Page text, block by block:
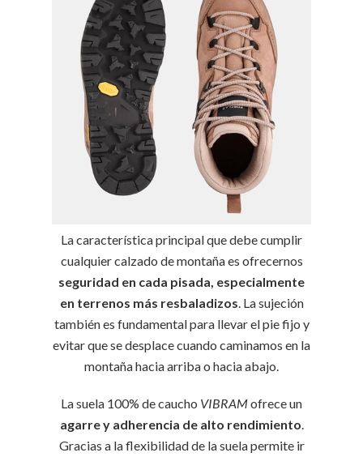
La característica principal que debe cumplir
cualquier calzado de montaña es ofrecernos
seguridad en cada pisada, especialmente
en terrenos más resbaladizos . La sujeción
también es fundamental para llevar el pie fijo y
evitar que se desplace cuando caminamos en la
montaña hacia arriba o hacia abajo.
La suela 100% de caucho VIBRAMofrece un
agarre y adherencia de alto rendimiento
Gracias a la flexibilidad de la suela permite ir